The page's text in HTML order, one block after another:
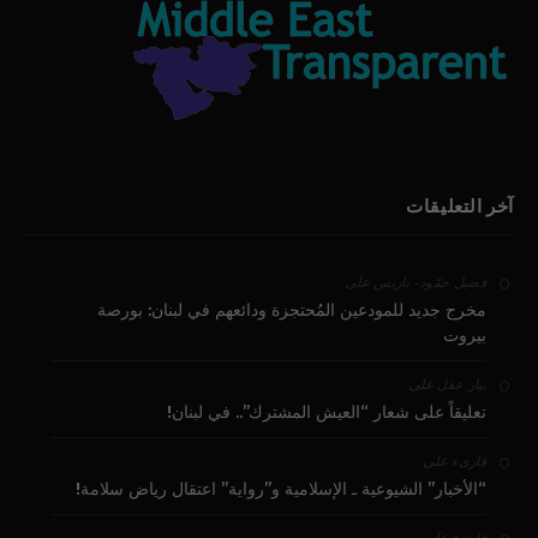
آخر التعليقات
فضيل حمّود - باريس على
مخرج جديد للمودعين المُحتجزة ودائعهم في لبنان: بورصة
بيروت
بيار عقل على
تعليقاً على شعار “العيش المشترك”.. في لبنان!
قارىء على
“الأخبار” الشيوعية ـ الإسلامية و”رواية” اعتقال رياض سلامة!